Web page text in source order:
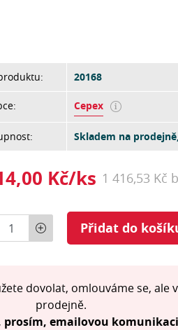
20168
Cepex
Skladem na
Kč/ks 1 416,53 Kč
Přidat do
dovolat, omlouváme se, ale
prodejně.
prosím, emailovou